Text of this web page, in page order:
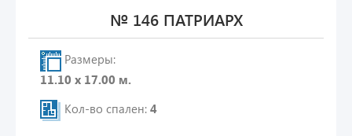
№ 146 ПАТРИАРХ
Размеры:
11.10 х 17.00 м.
Кол-во спален: 4